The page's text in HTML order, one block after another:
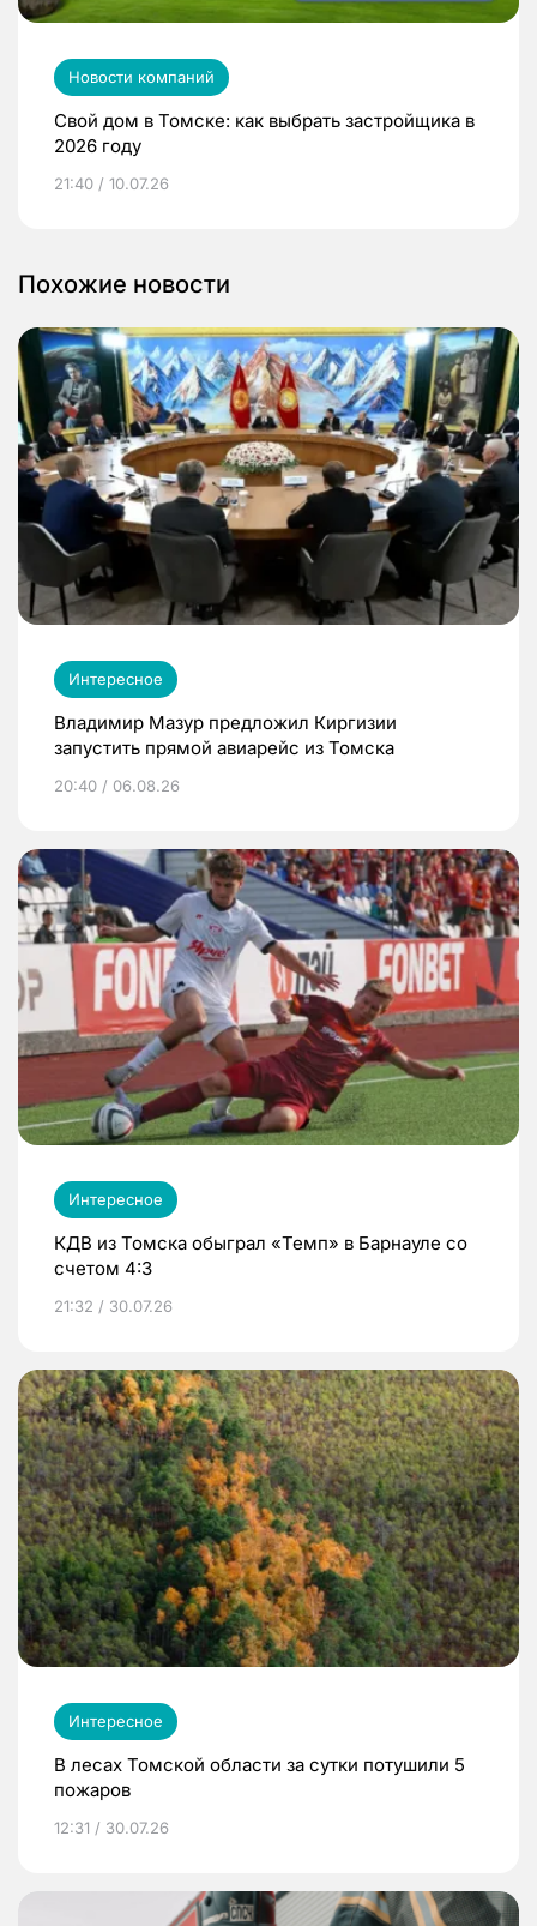
Новости компаний
Свой дом в Томске: как выбрать застройщика в
2026 году
21:40 / 10.07.26
Похожие новости
Интересное
Владимир Мазур предложил Киргизии
запустить прямой авиарейс из Томска
20:40 / 06.08.26
Интересное
КДВ из Томска обыграл «Темп» в Барнауле со
счетом 4:3
21:32 / 30.07.26
Интересное
В лесах Томской области за сутки потушили 5
пожаров
12:31 / 30.07.26